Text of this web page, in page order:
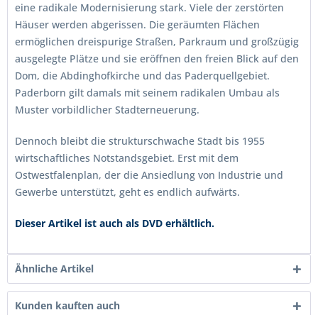
eine radikale Modernisierung stark. Viele der zerstörten
Häuser werden abgerissen. Die geräumten Flächen
ermöglichen dreispurige Straßen, Parkraum und großzügig
ausgelegte Plätze und sie eröffnen den freien Blick auf den
Dom, die Abdinghofkirche und das Paderquellgebiet.
Paderborn gilt damals mit seinem radikalen Umbau als
Muster vorbildlicher Stadterneuerung.
Dennoch bleibt die strukturschwache Stadt bis 1955
wirtschaftliches Notstandsgebiet. Erst mit dem
Ostwestfalenplan, der die Ansiedlung von Industrie und
Gewerbe unterstützt, geht es endlich aufwärts.
Dieser Artikel ist auch als DVD erhältlich.
Ähnliche Artikel
Kunden kauften auch